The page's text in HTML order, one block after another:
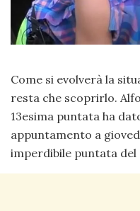
Come si evolverà la
resta che scoprirlo.
13esima puntata ha
appuntamento a
imperdibile puntata del